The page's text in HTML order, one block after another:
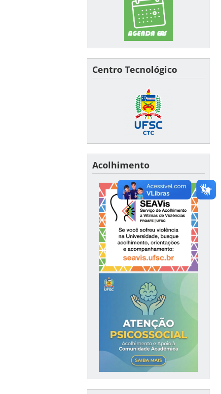
Centro Tecnológico
Acolhimento